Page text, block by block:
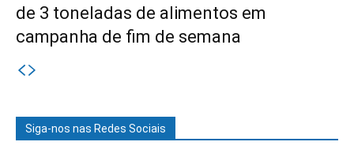
de 3 toneladas de alimentos em
campanha de fim de semana
Siga-nos nas Redes Sociais